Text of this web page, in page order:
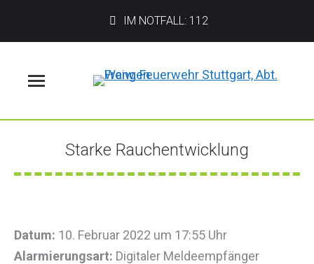
IM NOTFALL: 112
Starke Rauchentwicklung
Sie befinden sich hier:
Datum: 10. Februar 2022 um 17:55 Uhr
Alarmierungsart: Digitaler Meldeempfänger